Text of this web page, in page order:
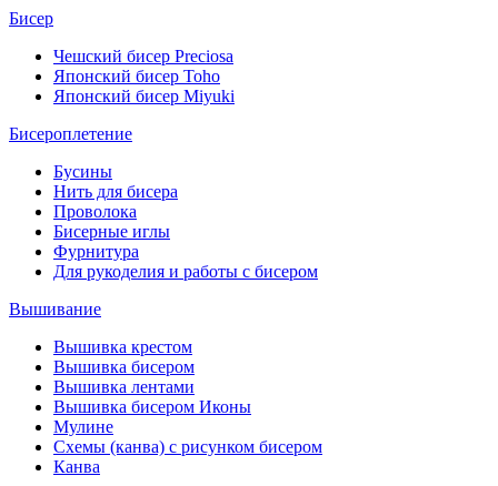
Бисер
Чешский бисер Preciosa
Японский бисер Toho
Японский бисер Miyuki
Бисероплетение
Бусины
Нить для бисера
Проволока
Бисерные иглы
Фурнитура
Для рукоделия и работы с бисером
Вышивание
Вышивка крестом
Вышивка бисером
Вышивка лентами
Вышивка бисером Иконы
Мулине
Схемы (канва) с рисунком бисером
Канва